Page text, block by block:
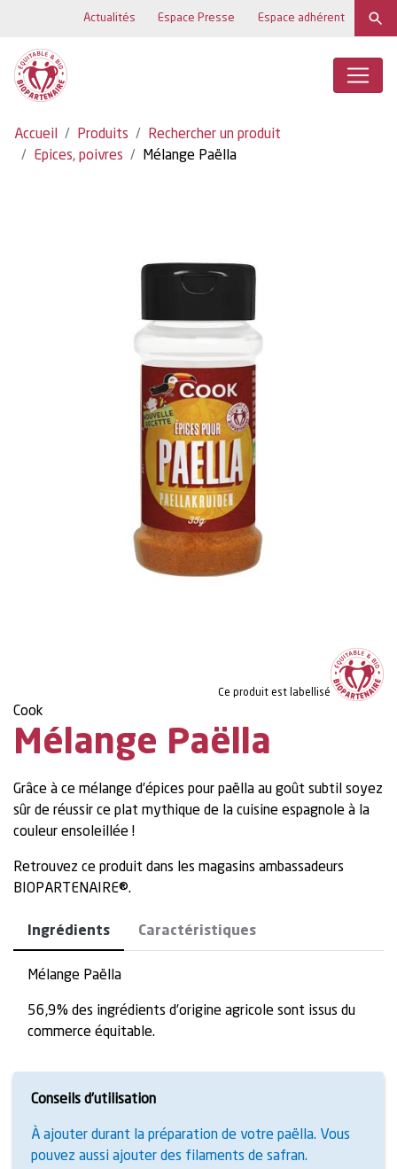
Actualités Espace Presse Espace adhérent
Accueil Produits
Rechercher un produit
Epices, poivres
Mélange Paëlla
Ce produit est labellisé
Cook
Mélange Paëlla
Grâce à ce mélange d’épices pour paëlla au goût subtil soyez
sûr de réussir ce plat mythique de la cuisine espagnole à la
couleur ensoleillée !
Retrouvez ce produit dans les magasins ambassadeurs
BIOPARTENAIRE®.
Ingrédients Caractéristiques
Mélange Paëlla
56,9% des ingrédients d’origine agricole sont issus du
commerce équitable.
Conseils d’utilisation
À ajouter durant la préparation de votre paëlla. Vous
pouvez aussi ajouter des filaments de safran.